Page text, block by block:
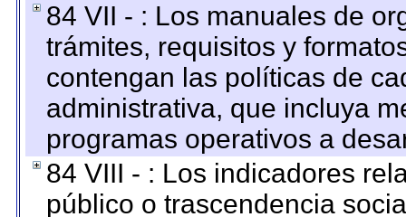
84 VII - : Los manuales de
trámites, requisitos y
contengan las políticas de
administrativa, que incluya
programas operativos a
84 VIII - : Los indicadores
público o trascendencia